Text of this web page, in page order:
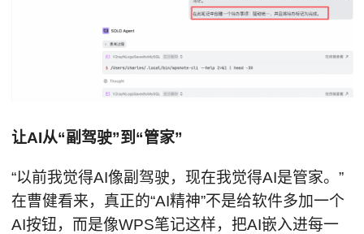
让AI从“副驾驶”到“管家”
“以前我觉得AI像副驾驶，现在我觉得AI是管家。”
在曹健看来，真正的“AI精神”不是给软件多加一个
AI按钮，而是像WPS笔记这样，把AI嵌入进每一